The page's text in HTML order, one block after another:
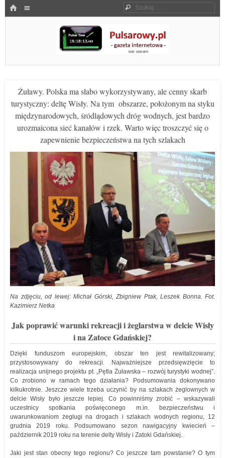
HOME Szukaj
Pulsarowy.pl
Żuławy. Polska ma słabo wykorzystywany, ale cenny skarb
turystyczny: deltę Wisły. Na tym obszarze, położonym na styku
międzynarodowych, śródlądowych dróg wodnych, jest bardzo
urozmaicona sieć kanałów i rzek. Warto więc troszczyć się o
zapewnienie bezpieczeństwa na tych szlakach
Na zdjęciu, od lewej: Michał Górski, Zbigniew Ptak, Leszek Bonna. Fot.
Kazimierz Netka
Jak poprawić warunki rekreacji i żeglarstwa w delcie Wisły
i na Zatoce Gdańskiej?
Dzięki funduszom europejskim, obszar ten jest rewitalizowany;
przystosowywany do rekreacji. Najważniejsze przedsięwzięcie to
realizacja unijnego projektu pt. „Pętla Żuławska – rozwój turystyki wodnej”.
Co zrobiono w ramach tego działania? Podsumowania dokonywano
kilkukrotnie. Jeszcze wiele trzeba uczynić by na szlakach żeglownych w
delcie Wisły było jeszcze lepiej. Co powinniśmy zrobić – wskazywali
uczestnicy spotkania poświęconego m.in. bezpieczeństwu i
uwarunkowaniom żeglugi na drogach i szlakach wodnych regionu, 12
grudnia 2019 roku. Podsumowano sezon nawigacyjny kwiecień –
październik 2019 roku na terenie delty Wisły i Zatoki Gdańskiej.
Jaki jest stan obecny tego regionu? Co jeszcze tam powstanie? O tym